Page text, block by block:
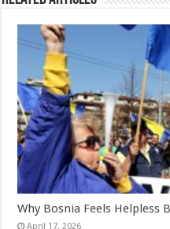
Why Bosnia Feels Helpless
April 17, 2026